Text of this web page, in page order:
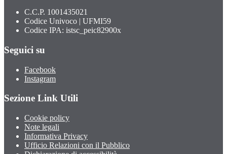
C.C.P. 1001435021
Codice Univoco | UFMI59
Codice IPA: istsc_peic82900x
Seguici su
Facebook
Instagram
Sezione Link Utili
Cookie policy
Note legali
Informativa Privacy
Ufficio Relazioni con il Pubblico